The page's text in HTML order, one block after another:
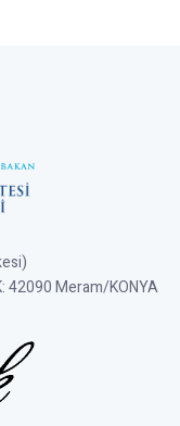
42090 Meram/KONYA